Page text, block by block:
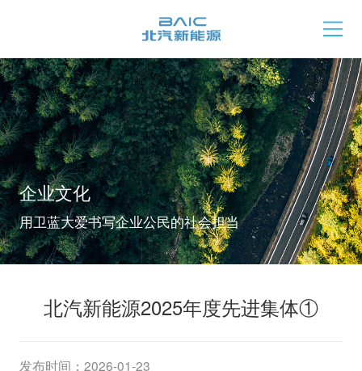
企业文化
用卫蓝大爱书写企业公民的社会担当
北汽新能源2025年度先进集体①
发布时间：2026-01-23